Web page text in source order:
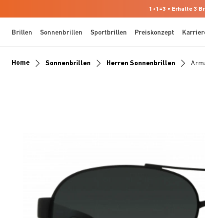
1+1=3 • Erhalte 3
Brillen Sonnenbrillen Sportbrillen Preiskonzept
Home Sonnenbrillen Herren Sonnenbrillen